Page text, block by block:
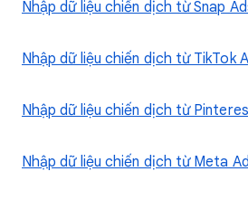
Nhập dữ liệu chiến dịch từ Snap
Nhập dữ liệu chiến dịch từ TikTok
Nhập dữ liệu chiến dịch từ
Nhập dữ liệu chiến dịch từ Meta